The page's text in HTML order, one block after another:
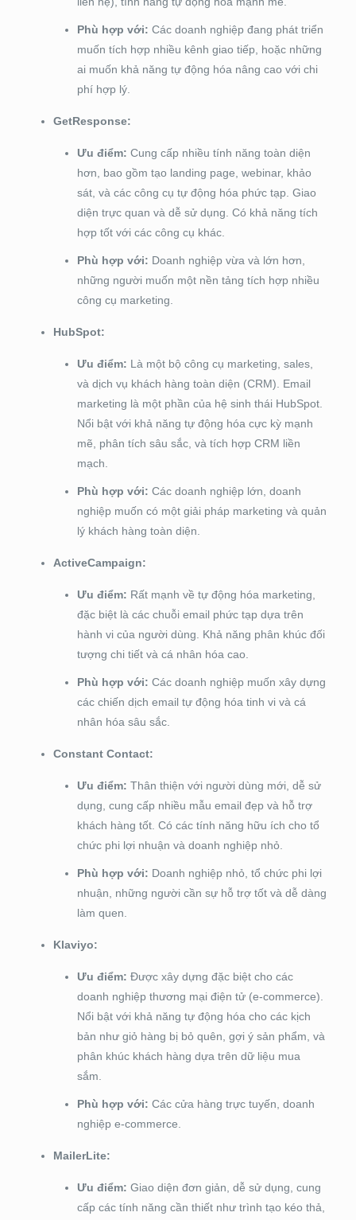
Phù hợp với: Các doanh nghiệp đang phát triển
muốn tích hợp nhiều kênh giao tiếp, hoặc những
ai muốn khả năng tự động hóa nâng cao với chi
phí hợp lý.
GetResponse:
Ưu điểm: Cung cấp nhiều tính năng toàn diện
hơn, bao gồm tạo landing page, webinar, khảo
sát, và các công cụ tự động hóa phức tạp. Giao
diện trực quan và dễ sử dụng. Có khả năng tích
hợp tốt với các công cụ khác.
Phù hợp với: Doanh nghiệp vừa và lớn hơn,
những người muốn một nền tảng tích hợp nhiều
công cụ marketing.
HubSpot:
Ưu điểm: Là một bộ công cụ marketing, sales,
và dịch vụ khách hàng toàn diện (CRM). Email
marketing là một phần của hệ sinh thái HubSpot.
Nổi bật với khả năng tự động hóa cực kỳ mạnh
mẽ, phân tích sâu sắc, và tích hợp CRM liền
mạch.
Phù hợp với: Các doanh nghiệp lớn, doanh
nghiệp muốn có một giải pháp marketing và quản
lý khách hàng toàn diện.
ActiveCampaign:
Ưu điểm: Rất mạnh về tự động hóa marketing,
đặc biệt là các chuỗi email phức tạp dựa trên
hành vi của người dùng. Khả năng phân khúc đối
tượng chi tiết và cá nhân hóa cao.
Phù hợp với: Các doanh nghiệp muốn xây dựng
các chiến dịch email tự động hóa tinh vi và cá
nhân hóa sâu sắc.
Constant Contact:
Ưu điểm: Thân thiện với người dùng mới, dễ sử
dụng, cung cấp nhiều mẫu email đẹp và hỗ trợ
khách hàng tốt. Có các tính năng hữu ích cho tổ
chức phi lợi nhuận và doanh nghiệp nhỏ.
Phù hợp với: Doanh nghiệp nhỏ, tổ chức phi lợi
nhuận, những người cần sự hỗ trợ tốt và dễ dàng
làm quen.
Klaviyo:
Ưu điểm: Được xây dựng đặc biệt cho các
doanh nghiệp thương mại điện tử (e-commerce).
Nổi bật với khả năng tự động hóa cho các kịch
bản như giỏ hàng bị bỏ quên, gợi ý sản phẩm, và
phân khúc khách hàng dựa trên dữ liệu mua
sắm.
Phù hợp với: Các cửa hàng trực tuyến, doanh
nghiệp e-commerce.
MailerLite:
Ưu điểm: Giao diện đơn giản, dễ sử dụng, cung
cấp các tính năng cần thiết như trình tạo kéo thả,